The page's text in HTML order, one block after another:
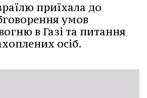
приїхала до
умов
в Газі та питання
осіб.